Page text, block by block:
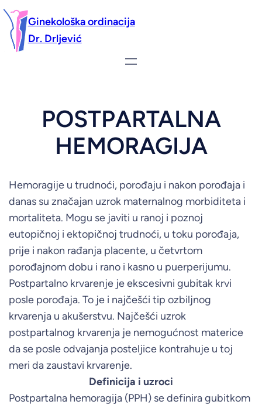
Ginekološka ordinacija
Dr. Drljević
POSTPARTALNA
HEMORAGIJA
Hemoragije u trudnoći, porođaju i nakon porođaja i
danas su značajan uzrok maternalnog morbiditeta i
mortaliteta. Mogu se javiti u ranoj i poznoj
eutopičnoj i ektopičnoj trudnoći, u toku porođaja,
prije i nakon rađanja placente, u četvrtom
porođajnom dobu i rano i kasno u puerperijumu.
Postpartalno krvarenje je ekscesivni gubitak krvi
posle porođaja. To je i najčešći tip ozbiljnog
krvarenja u akušerstvu. Najčešći uzrok
postpartalnog krvarenja je nemogućnost materice
da se posle odvajanja posteljice kontrahuje u toj
meri da zaustavi krvarenje.
Definicija i uzroci
Postpartalna hemoragija (PPH) se definira gubitkom